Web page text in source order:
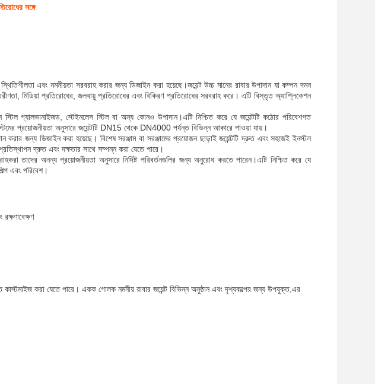
সঙ্গে
এবং নমনীয়তা সরবরাহ করার জন্য ডিজাইন করা হয়েছে।জয়েন্ট উচ্চ মানের রাবার উপাদান যা কম্পন দমন
মিডিয়া প্রতিরোধের, জলবায়ু প্রতিরোধের এবং বিকিরণ প্রতিরোধের সরবরাহ করে। এটি বিস্তৃত অ্যাপ্লিকেশন
স্টিল গ্যালভানাইজড, স্টেইনলেস স্টিল বা অন্য কোনও উপাদান।এটি নিশ্চিত করে যে জয়েন্টটি কঠোর পরিবেশগত
প্রয়োজনীয়তা অনুসারে জয়েন্টটি DN15 থেকে DN4000 পর্যন্ত বিভিন্ন আকারে পাওয়া যায়।
করার জন্য ডিজাইন করা হয়েছে। বিশেষ সরঞ্জাম বা সরঞ্জামের প্রয়োজন ছাড়াই জয়েন্টটি দ্রুত এবং সহজেই ইনস্টল
দ্রুত এবং দক্ষতার সাথে সম্পন্ন করা যেতে পারে।
তাদের অনন্য প্রয়োজনীয়তা অনুসারে নির্দিষ্ট পরিবর্তনগুলির জন্য অনুরোধ করতে পারেন।এটি নিশ্চিত করে যে
এবং পরিবেশ।
কাস্টমাইজ করা যেতে পারে। একক গোলক নমনীয় রাবার জয়েন্ট বিভিন্ন অনুষ্ঠান এবং দৃশ্যকল্পের জন্য উপযুক্ত,এর